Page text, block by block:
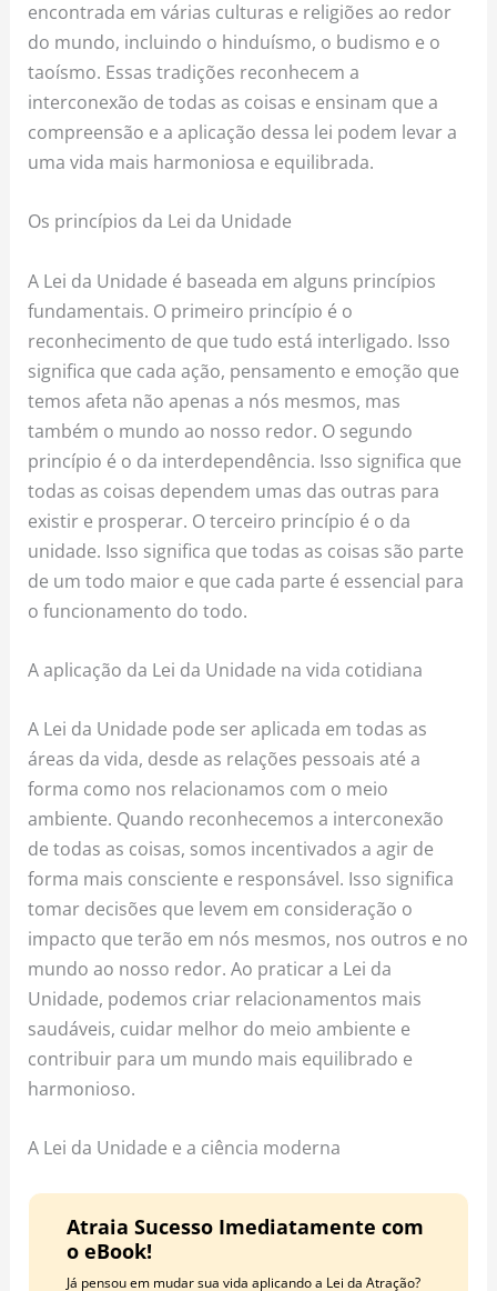
encontrada em várias culturas e religiões ao redor
do mundo, incluindo o hinduísmo, o budismo e o
taoísmo. Essas tradições reconhecem a
interconexão de todas as coisas e ensinam que a
compreensão e a aplicação dessa lei podem levar a
uma vida mais harmoniosa e equilibrada.
Os princípios da Lei da Unidade
A Lei da Unidade é baseada em alguns princípios
fundamentais. O primeiro princípio é o
reconhecimento de que tudo está interligado. Isso
significa que cada ação, pensamento e emoção que
temos afeta não apenas a nós mesmos, mas
também o mundo ao nosso redor. O segundo
princípio é o da interdependência. Isso significa que
todas as coisas dependem umas das outras para
existir e prosperar. O terceiro princípio é o da
unidade. Isso significa que todas as coisas são parte
de um todo maior e que cada parte é essencial para
o funcionamento do todo.
A aplicação da Lei da Unidade na vida cotidiana
A Lei da Unidade pode ser aplicada em todas as
áreas da vida, desde as relações pessoais até a
forma como nos relacionamos com o meio
ambiente. Quando reconhecemos a interconexão
de todas as coisas, somos incentivados a agir de
forma mais consciente e responsável. Isso significa
tomar decisões que levem em consideração o
impacto que terão em nós mesmos, nos outros e no
mundo ao nosso redor. Ao praticar a Lei da
Unidade, podemos criar relacionamentos mais
saudáveis, cuidar melhor do meio ambiente e
contribuir para um mundo mais equilibrado e
harmonioso.
A Lei da Unidade e a ciência moderna
Atraia Sucesso Imediatamente com
o eBook!
Já pensou em mudar sua vida aplicando a Lei da Atração?